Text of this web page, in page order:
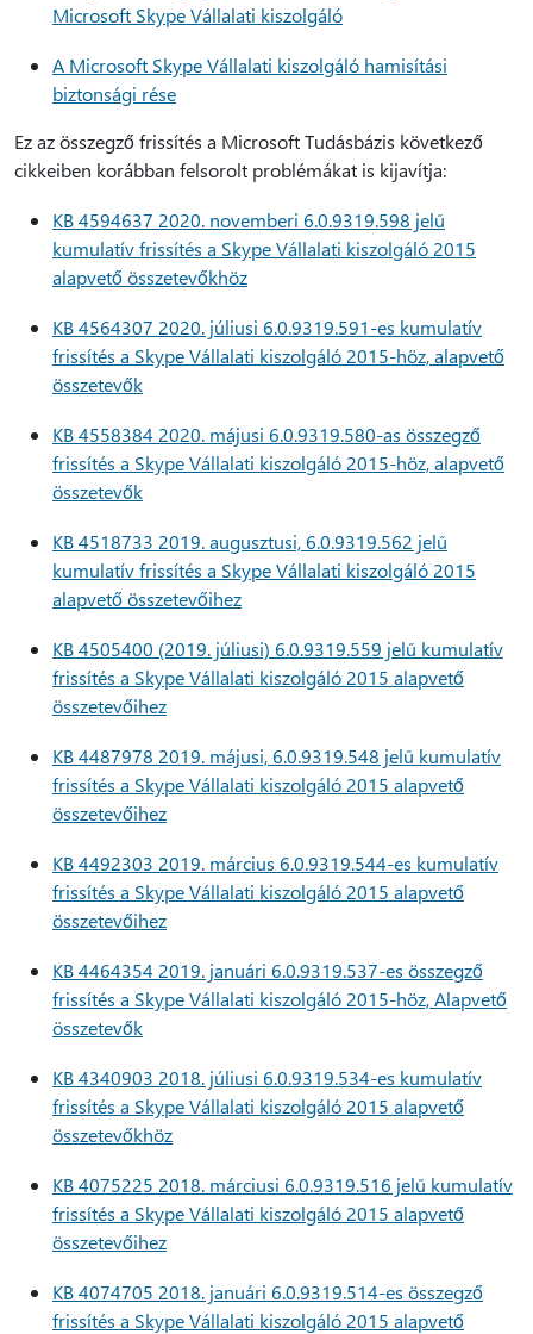
Microsoft Skype Vállalati kiszolgáló
A Microsoft Skype Vállalati kiszolgáló hamisítási
biztonsági rése
Ez az összegző frissítés a Microsoft Tudásbázis következő
cikkeiben korábban felsorolt problémákat is kijavítja:
KB 4594637 2020. novemberi 6.0.9319.598 jelű
kumulatív frissítés a Skype Vállalati kiszolgáló 2015
alapvető összetevőkhöz
KB 4564307 2020. júliusi 6.0.9319.591-es kumulatív
frissítés a Skype Vállalati kiszolgáló 2015-höz, alapvető
összetevők
KB 4558384 2020. májusi 6.0.9319.580-as összegző
frissítés a Skype Vállalati kiszolgáló 2015-höz, alapvető
összetevők
KB 4518733 2019. augusztusi, 6.0.9319.562 jelű
kumulatív frissítés a Skype Vállalati kiszolgáló 2015
alapvető összetevőihez
KB 4505400 (2019. júliusi) 6.0.9319.559 jelű kumulatív
frissítés a Skype Vállalati kiszolgáló 2015 alapvető
összetevőihez
KB 4487978 2019. májusi, 6.0.9319.548 jelű kumulatív
frissítés a Skype Vállalati kiszolgáló 2015 alapvető
összetevőihez
KB 4492303 2019. március 6.0.9319.544-es kumulatív
frissítés a Skype Vállalati kiszolgáló 2015 alapvető
összetevőihez
KB 4464354 2019. januári 6.0.9319.537-es összegző
frissítés a Skype Vállalati kiszolgáló 2015-höz, Alapvető
összetevők
KB 4340903 2018. júliusi 6.0.9319.534-es kumulatív
frissítés a Skype Vállalati kiszolgáló 2015 alapvető
összetevőkhöz
KB 4075225 2018. márciusi 6.0.9319.516 jelű kumulatív
frissítés a Skype Vállalati kiszolgáló 2015 alapvető
összetevőihez
KB 4074705 2018. januári 6.0.9319.514-es összegző
frissítés a Skype Vállalati kiszolgáló 2015 alapvető